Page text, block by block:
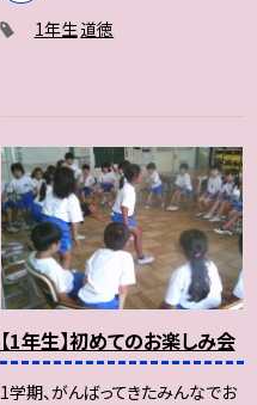
1年生 道徳
【1年生】初めてのお楽しみ会
1学期、がんばってきたみんなでお